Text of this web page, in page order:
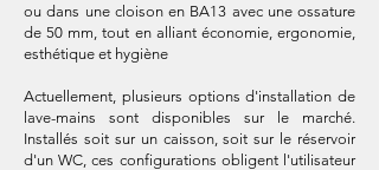
ou dans une cloison en BA13 avec une ossature
de 50 mm, tout en alliant économie, ergonomie,
esthétique et hygiène
Actuellement, plusieurs options d'installation de
lave-mains sont disponibles sur le marché.
Installés soit sur un caisson, soit sur le réservoir
d'un WC, ces configurations obligent l'utilisateur